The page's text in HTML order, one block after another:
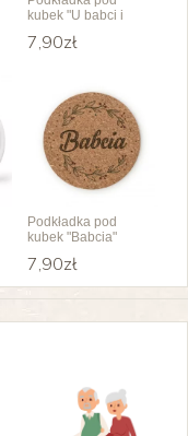
kubek "U babci i
7,90zł
Podkładka pod
kubek "Babcia"
7,90zł